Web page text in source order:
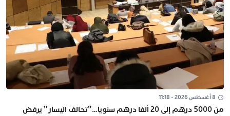
8 أغسطس 2026 - 11:18
من 5000 درهم إلى 20 ألفا درهم سنويا…”تحالف اليسار” يرفض